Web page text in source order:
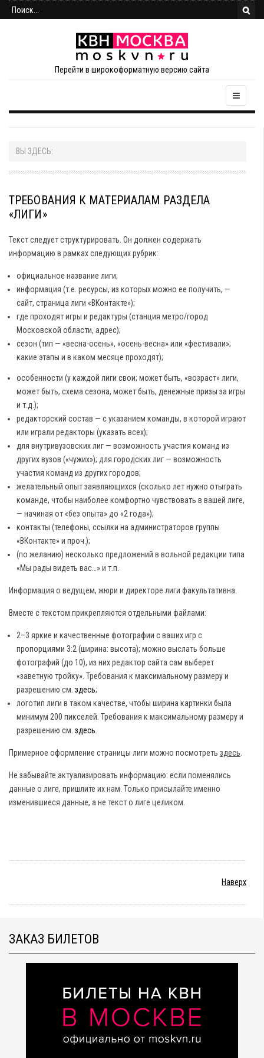
Перейти в широкоформатную версию сайта
ВЫ ЗДЕСЬ:
ТРЕБОВАНИЯ К МАТЕРИАЛАМ РАЗДЕЛА
«ЛИГИ»
Текст следует структурировать. Он должен содержать
информацию в рамках следующих рубрик:
официальное название лиги;
информация (т.е. ресурсы, из которых можно ее получить, —
сайт, страница лиги «ВКонтакте»);
где проходят игры и редактуры (станция метро/город
Московской области, адрес);
сезон (тип — «весна-осень», «осень-весна» или «фестивали»;
какие этапы и в каком месяце проходят);
особенности (у каждой лиги свои; может быть, «возраст» лиги,
может быть, схема сезона, может быть, денежные призы за игры
и т.д.);
редакторский состав — с указанием команды, в которой играют
или играли редакторы (указать всех);
для внутривузовских лиг — возможность участия команд из
других вузов («чужих»); для городских лиг — возможность
участия команд из других городов;
желательный опыт заявляющихся (сколько лет нужно отыграть
команде, чтобы наиболее комфортно чувствовать в вашей лиге,
— начиная от «без опыта» до «2 года»);
контакты (телефоны, ссылки на администраторов группы
«ВКонтакте» и проч.);
(по желанию) несколько предложений в вольной редакции типа
«Мы рады видеть вас…» и т.п.
Информация о ведущем, жюри и директоре лиги факультативна.
Вместе с текстом прикрепляются отдельными файлами:
2–3 яркие и качественные фотографии с ваших игр с
пропорциями 3:2 (ширина: высота); можно выслать больше
фотографий (до 10), из них редактор сайта сам выберет
«заветную тройку». Требования к максимальному размеру и
разрешению см. здесь;
логотип лиги в таком качестве, чтобы ширина картинки была
минимум 200 пикселей. Требования к максимальному размеру и
разрешению см. здесь
Примерное оформление страницы лиги можно посмотреть здесь
Не забывайте актуализировать информацию: если поменялись
данные о лиге, пришлите их нам. Только присылайте именно
изменившиеся данные, а не текст о лиге целиком.
Наверх
ЗАКАЗ БИЛЕТОВ